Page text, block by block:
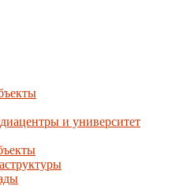
и университет